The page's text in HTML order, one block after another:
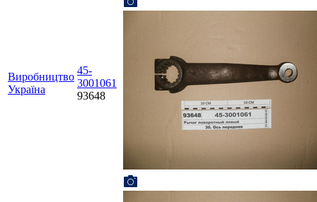
Виробництво
Україна
45-
3001061
93648